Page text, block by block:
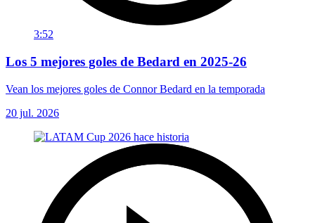
3:52
Los 5 mejores goles de Bedard en 2025-26
Vean los mejores goles de Connor Bedard en la temporada
20 jul. 2026